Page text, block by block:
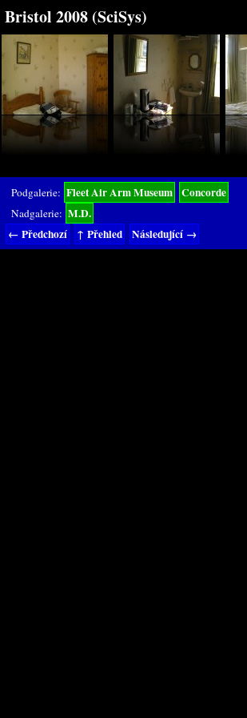
Bristol 2008 (SciSys)
Podgalerie: Fleet Air Arm Museum Concorde
Nadgalerie: M.D.
← Předchozí
↑ Přehled Následující →